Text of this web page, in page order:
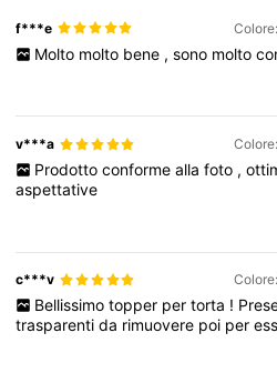
f***e
Molto molto bene , sono molto
v***a
Prodotto conforme alla foto ,
aspettative
c***v
Bellissimo topper per torta !
trasparentida rimuovere poi per